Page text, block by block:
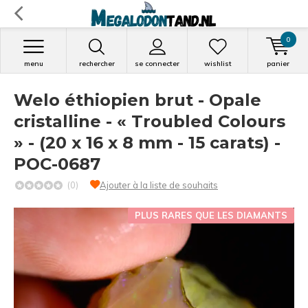
rechercher se connecter
menu wishlist panier
0
Welo éthiopien brut - Opale
cristalline - « Troubled Colours
» - (20 x 16 x 8 mm - 15 carats) -
POC-0687
(0) Ajouter à la liste de souhaits
PLUS RARES QUE LES DIAMANTS